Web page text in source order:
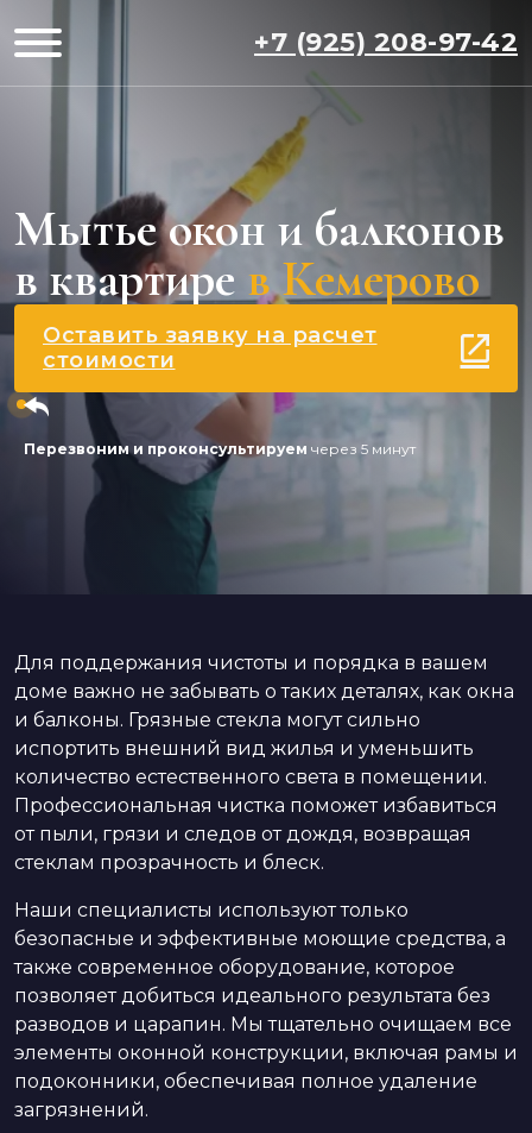
+7 (925) 208-97-42
Мытье окон и балконов
в квартире в Кемерово
Оставить заявку на расчет
стоимости
Перезвоним и проконсультируем через 5 минут
Для поддержания чистоты и порядка в вашем
доме важно не забывать о таких деталях, как окна
и балконы. Грязные стекла могут сильно
испортить внешний вид жилья и уменьшить
количество естественного света в помещении.
Профессиональная чистка поможет избавиться
от пыли, грязи и следов от дождя, возвращая
стеклам прозрачность и блеск.
Наши специалисты используют только
безопасные и эффективные моющие средства, а
также современное оборудование, которое
позволяет добиться идеального результата без
разводов и царапин. Мы тщательно очищаем все
элементы оконной конструкции, включая рамы и
подоконники, обеспечивая полное удаление
загрязнений.